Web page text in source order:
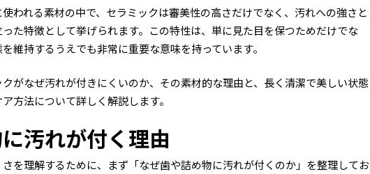
われる素材の中で、セラミックは審美性の高さだけでなく、汚れへの強さと
た特徴として挙げられます。この特性は、単に見た目を保つためだけでな
維持するうえでも非常に重要な意味を持っています。
がなぜ汚れが付きにくいのか、その素材的な理由と、長く清潔で美しい状態
方法について詳しく解説します。
汚れが付く理由
を理解するために、まず「なぜ歯や詰め物に汚れが付くのか」を整理してお